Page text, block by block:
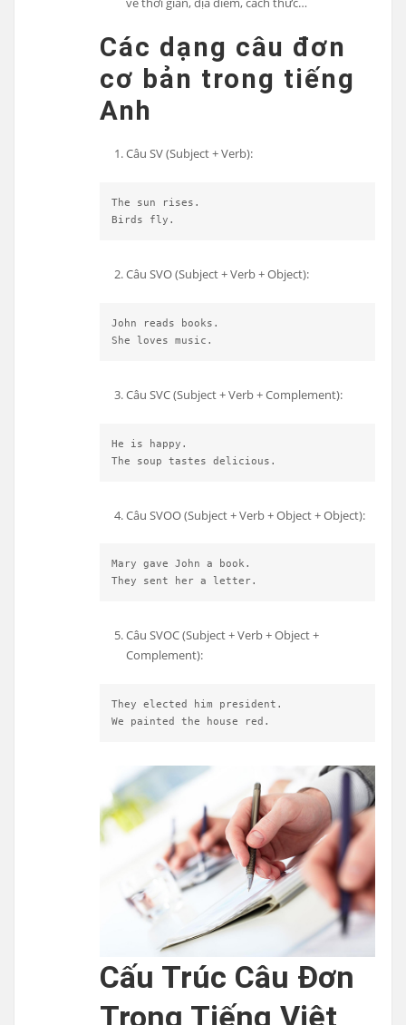
Các dạng câu đơn
cơ bản trong tiếng
Anh
Câu SV (Subject + Verb):
The sun rises.
Birds fly.
Câu SVO (Subject + Verb + Object):
John reads books.
She loves music.
Câu SVC (Subject + Verb + Complement):
He is happy.
The soup tastes delicious.
Câu SVOO (Subject + Verb + Object + Object):
Mary gave John a book.
They sent her a letter.
Câu SVOC (Subject + Verb + Object +
Complement):
They elected him president.
We painted the house red.
Cấu Trúc Câu Đơn
Trong Tiếng Việt